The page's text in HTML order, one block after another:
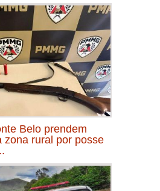
Belo prendem
zona rural por posse